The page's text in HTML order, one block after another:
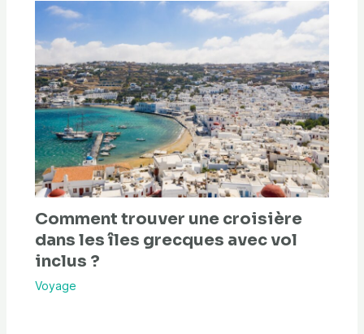
Comment trouver une croisière
dans les îles grecques avec vol
inclus ?
Voyage